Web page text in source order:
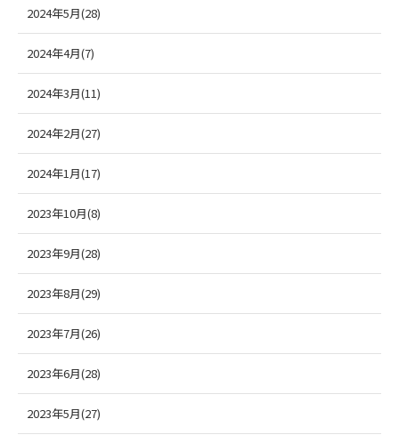
2024年5月(28)
2024年4月(7)
2024年3月(11)
2024年2月(27)
2024年1月(17)
2023年10月(8)
2023年9月(28)
2023年8月(29)
2023年7月(26)
2023年6月(28)
2023年5月(27)